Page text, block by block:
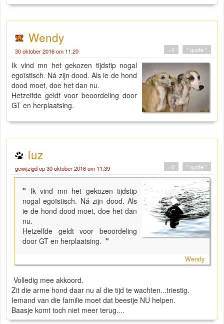
Wendy
30 oktober 2016 om 11:20 " quote "
+0
Ik vind mn het gekozen tijdstip nogal
egoïstisch. Ná zijn dood. Als ie de hond
dood moet, doe het dan nu.
Hetzelfde geldt voor beoordeling door
GT en herplaatsing.
luz
gewijzigd op 30 oktober 2016 om 11:39 " quote "
+0
" Ik vind mn het gekozen tijdstip
nogal egoïstisch. Ná zijn dood. Als
ie de hond dood moet, doe het dan
nu.
Hetzelfde geldt voor beoordeling
door GT en herplaatsing. "
Wendy
Volledig mee akkoord.
Zit die arme hond daar nu al die tijd te wachten...triestig.
Iemand van die familie moet dat beestje NU helpen.
Baasje komt toch niet meer terug....